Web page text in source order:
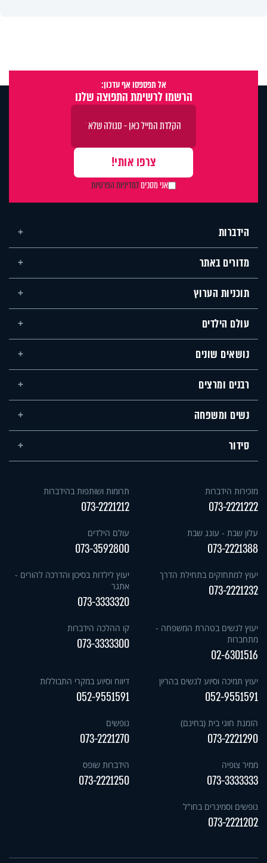
אל תפספסו אף עדכון:
הרשמו לרשימת התפוצה שלנו
אני מסכיםלמדיניות הפרטיות
הידברות
מדורים באתר
תוכניות הערוץ
עולם הילדים
נושאים שונים
רבנים ומרצים
נשים ומשפחה
סידור
מזכירות הידברות
073-2221222
תרומות ושותפות בהידברות
073-2221212
עלון שבת - עונג שבת
073-2221388
עולם הילדים
073-3592800
יעוץ למתחזקים בתחילת הדרך
073-2221232
יעוץ לילדות בסיכון והדרכה להורים -
אתגר
073-3333320
יעוץ לנשים בטהרת המשפחה -
מתחברות
02-6301516
קו ההלכה הידברות
073-3333300
יעוץ תמיכה וסיוע לנשים בהריון
052-9551591
דיווח וסיוע במקרי התבוללות
052-9551591
הזמנת חוגי בית (בחינם)
073-2221290
נופשים
073-2221270
ממיר צופיה
073-3333333
הידברות שופס
073-2221250
נופשים וסמינרים בחו"ל
073-2221202